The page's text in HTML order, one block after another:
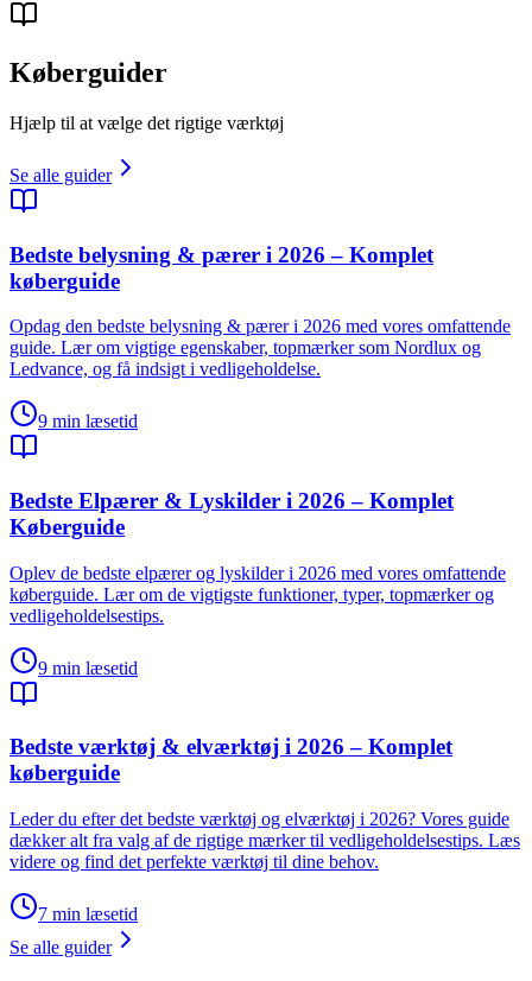
Køberguider
Hjælp til at vælge det rigtige værktøj
Se alle guider
Bedste belysning & pærer i 2026 – Komplet
køberguide
Opdag den bedste belysning & pærer i 2026 med vores omfattende
guide. Lær om vigtige egenskaber, topmærker som Nordlux og
Ledvance, og få indsigt i vedligeholdelse.
9 min læsetid
Bedste Elpærer & Lyskilder i 2026 – Komplet
Køberguide
Oplev de bedste elpærer og lyskilder i 2026 med vores omfattende
køberguide. Lær om de vigtigste funktioner, typer, topmærker og
vedligeholdelsestips.
9 min læsetid
Bedste værktøj & elværktøj i 2026 – Komplet
køberguide
Leder du efter det bedste værktøj og elværktøj i 2026? Vores guide
dækker alt fra valg af de rigtige mærker til vedligeholdelsestips. Læs
videre og find det perfekte værktøj til dine behov.
7 min læsetid
Se alle guider